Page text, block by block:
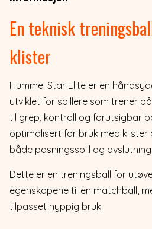
En teknisk
klister
Hummel Star Elite er en
utviklet for spillere som trener
til grep, kontroll og forutsigbar
optimalisert for bruk med klister
både pasningsspill og
Dette er en treningsball for
egenskapene til en matchball,
tilpasset hyppig bruk.